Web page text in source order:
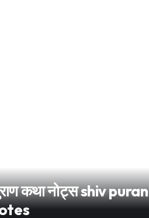
कथा नोट्स shiv puran